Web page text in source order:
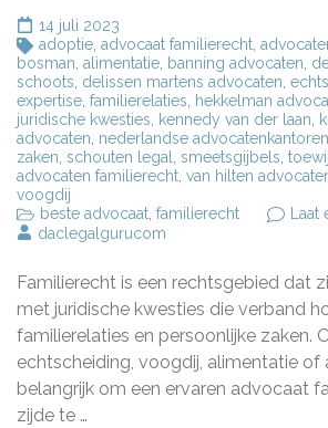
14 juli 2023
adoptie, advocaat familierecht,
bosman, alimentatie, banning advocaten,
schoots, delissen martens advocaten,
expertise, familierelaties, hekkelman
juridische kwesties, kennedy van der laan,
advocaten, nederlandse advocatenkantoren
zaken, schouten legal, smeetsgijbels,
advocaten familierecht, van hilten
voogdij
beste advocaat, familierecht Laat
daclegalgurucom
Familierecht is een rechtsgebied dat
met juridische kwesties die verband
familierelaties en persoonlijke zaken.
echtscheiding, voogdij, alimentatie of
belangrijk om een ​​ervaren advocaat
zijde te …